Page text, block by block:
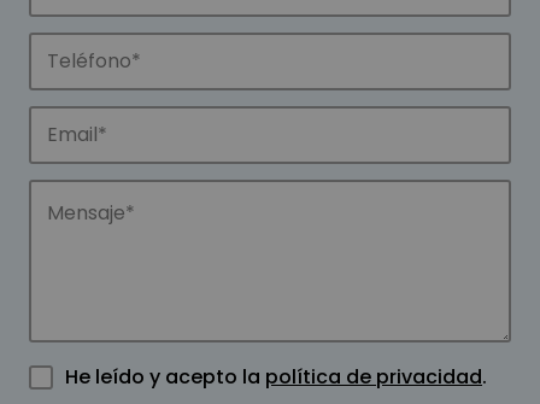
He leído y acepto la política de privacidad.